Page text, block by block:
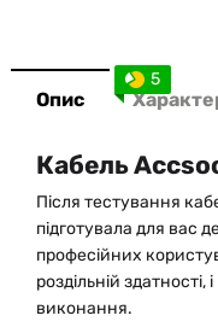
5
Опис
Кабель
Після тестування
підготувала для вас
професійних
роздільній
виконання.